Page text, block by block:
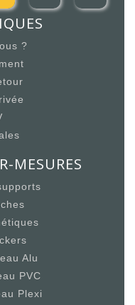
?
MESURES
Alu
PVC
Plexi